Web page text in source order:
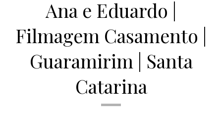
Ana e Eduardo |
Filmagem Casamento |
Guaramirim | Santa
Catarina